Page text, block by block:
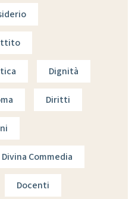
Dignità
Diritti
Divina Commedia
Docenti